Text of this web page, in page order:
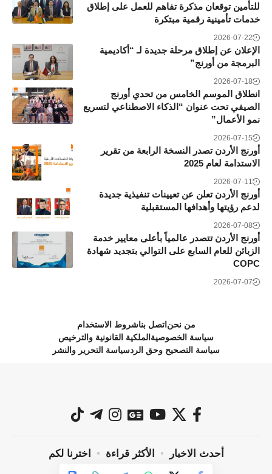
للتأمين توقعان مذكرة تفاهم للعمل على إطلاق
خدمات تأمينية رقمية مبتكرة
2026-07-22
الإعلان عن إطلاق مرحلة جديدة لـ “أكاديمية
البرمجة من أورنج”
2026-07-18
انطلاق الموسم الخامس من تحدي أورنج
الصيفي تحت عنوان “الذكاء الاصطناعي لتسريع
نمو الأعمال”
2026-07-15
أورنج الأردن تصدر النسخة الرابعة من تقرير
الاستدامة لعام 2025
2026-07-11
أورنج الأردن تعلن عن تعيينات تنفيذية جديدة
لدعم رؤيتها وأهدافها المستقبلية
2026-07-08
أورنج الأردن تتصدر عالمياً بأعلى معايير خدمة
الزبائن للعام السابع على التوالي بتجديد شهادة
COPC
2026-07-07
من نحن اتصل بناشروط الاستخدام
سياسة الخصوصية الملكية القانونية والترخيص
سياسة التصحيح وحق الردسياسة التحرير والنشر
أحدث الاخبار الأكثر قراءة اخترنا لكم